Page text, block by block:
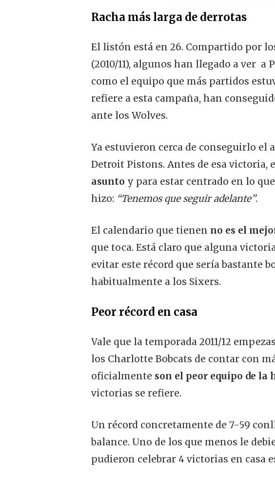
Racha más larga de derrotas
El listón está en 26. Compartido por
(2010/11), algunos han llegado a ver
como el equipo que más partidos
refiere a esta campaña, han
ante los Wolves.
Ya estuvieron cerca de conseguirlo
Detroit Pistons. Antes de esa victoria,
asunto y para estar centrado en lo
hizo: “Tenemos que seguir adelante”.
El calendario que tienen no es el
que toca. Está claro que alguna
evitar este récord que sería bastante
habitualmente a los Sixers.
Peor récord en casa
Vale que la temporada 2011/12
los Charlotte Bobcats de contar con
oficialmente son el peor equipo de la
victorias se refiere.
Un récord concretamente de 7-59
balance. Uno de los que menos le
pudieron celebrar 4 victorias en casa